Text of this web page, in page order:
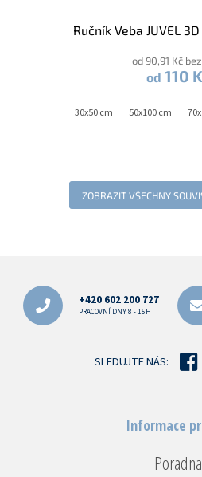
Ručník Veba JUVEL
od 90,91 Kč
od 110
30x50 cm 50x100 cm
ZOBRAZIT VŠECHNY
+420 602 200 727
PRACOVNÍ DNY 8 - 15H
SLEDUJTE NÁS:
Informace
Poradna